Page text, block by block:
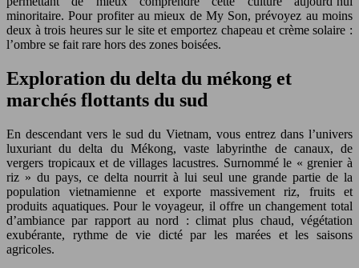
minoritaire. Pour profiter au mieux de My Son, prévoyez au moins
deux à trois heures sur le site et emportez chapeau et crème solaire :
l’ombre se fait rare hors des zones boisées.
Exploration du delta du mékong et
marchés flottants du sud
En descendant vers le sud du Vietnam, vous entrez dans l’univers
luxuriant du delta du Mékong, vaste labyrinthe de canaux, de
vergers tropicaux et de villages lacustres. Surnommé le « grenier à
riz » du pays, ce delta nourrit à lui seul une grande partie de la
population vietnamienne et exporte massivement riz, fruits et
produits aquatiques. Pour le voyageur, il offre un changement total
d’ambiance par rapport au nord : climat plus chaud, végétation
exubérante, rythme de vie dicté par les marées et les saisons
agricoles.